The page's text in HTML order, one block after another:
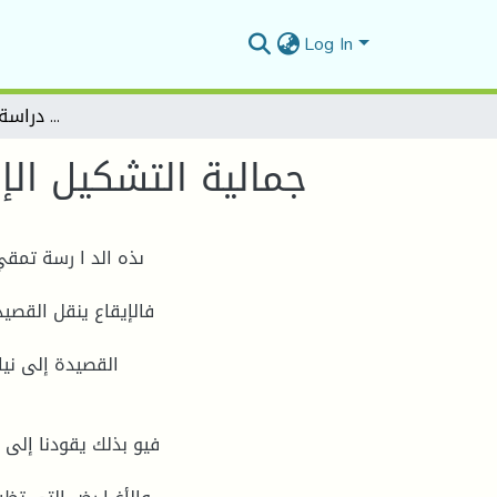
Log In
جمالية التشكيل الإيقاعي عند تميم البرغوثي دراسة في الجذور الإيقاعية
جمالية التشكيل
ىذه الد ا رسة
فالإيقاع ينقل
القصيدة إلى
فيو بذلك يقودنا